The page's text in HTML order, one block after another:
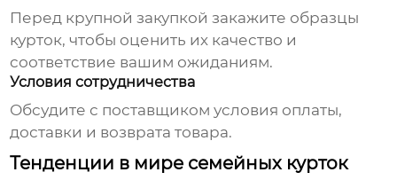
Перед крупной закупкой закажите образцы
курток, чтобы оценить их качество и
соответствие вашим ожиданиям.
Условия сотрудничества
Обсудите с поставщиком условия оплаты,
доставки и возврата товара.
Тенденции в мире семейных курток